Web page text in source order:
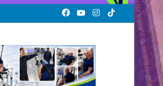
TikTok
Instagram
YouTube
Facebook